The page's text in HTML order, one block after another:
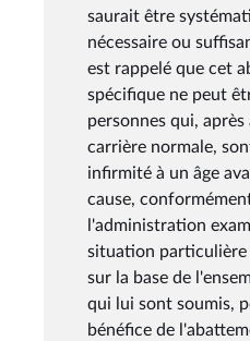
saurait être
nécessaire ou
est rappelé que cet
spécifique ne peut
personnes qui,
carrière normale,
infirmité à un âge
cause,
l'administration
situation particulière
sur la base de
qui lui sont soumis,
bénéfice de